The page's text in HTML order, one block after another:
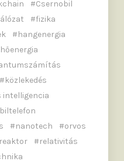
Csernobil
fizika
hangenergia
hőenergia
közlekedés
intelligencia
nanotech
orvos
reaktor
relativitás